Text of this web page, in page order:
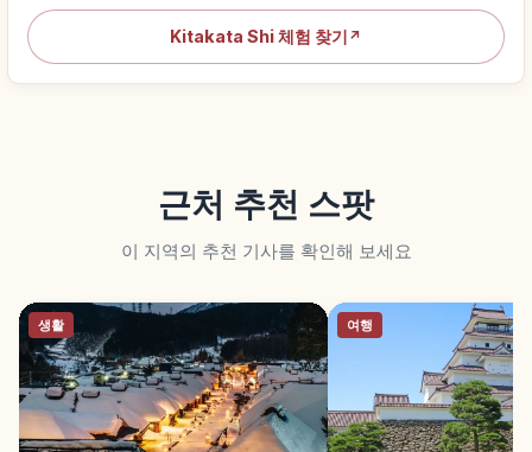
Kitakata Shi 체험 찾기 ↗
근처 추천 스팟
이 지역의 추천 기사를 확인해 보세요
생활 여행